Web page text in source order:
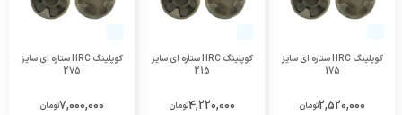
کوپلینگ HRC ستاره ای سایز
175
2,520,000تومان
کوپلینگ HRC ستاره ای سایز
215
4,220,000تومان
کوپلینگ HRC ستاره ای سایز
275
7,000,000تومان